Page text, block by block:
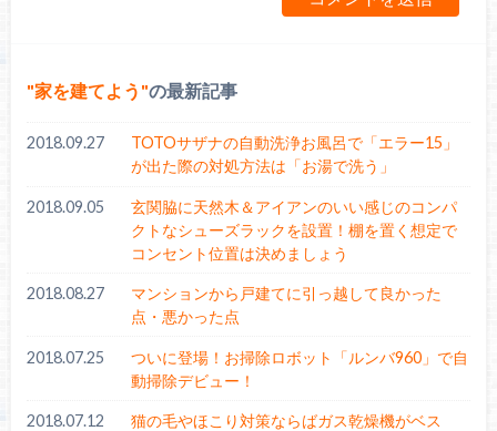
家を建てよう の最新記事
2018.09.27
TOTOサザナの自動洗浄お風呂で「エラー15」
が出た際の対処方法は「お湯で洗う」
2018.09.05
玄関脇に天然木＆アイアンのいい感じのコンパ
クトなシューズラックを設置！棚を置く想定で
コンセント位置は決めましょう
2018.08.27
マンションから戸建てに引っ越して良かった
点・悪かった点
2018.07.25
ついに登場！お掃除ロボット「ルンバ960」で自
動掃除デビュー！
2018.07.12
猫の毛やほこり対策ならばガス乾燥機がベス